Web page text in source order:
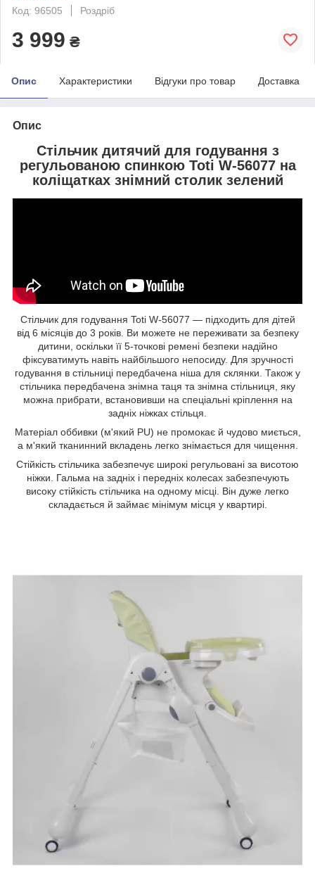
Код: 96505
Роздріб
3 999 ₴
Опис Характеристики Відгуки про товар Доставка
Опис
Стільчик дитячий для годування з
регульованою спинкою Toti W-56077 на
коліщатках знімний столик зелений
Стільчик для годування Toti W-56077 — підходить для дітей
від 6 місяців до 3 років. Ви можете не переживати за безпеку
дитини, оскільки її 5-точкові ремені безпеки надійно
фіксуватимуть навіть найбільшого непосиду. Для зручності
годування в стільниці передбачена ніша для склянки. Також у
стільчика передбачена знімна таця та знімна стільниця, яку
можна прибрати, встановивши на спеціальні кріплення на
задніх ніжках стільця.
Матеріал оббивки (м'який PU) не промокає й чудово миється,
а м'який тканинний вкладень легко знімається для чищення.
Стійкість стільчика забезпечує широкі регульовані за висотою
ніжки. Гальма на задніх і передніх колесах забезпечують
високу стійкість стільчика на одному місці. Він дуже легко
складається й займає мінімум місця у квартирі.